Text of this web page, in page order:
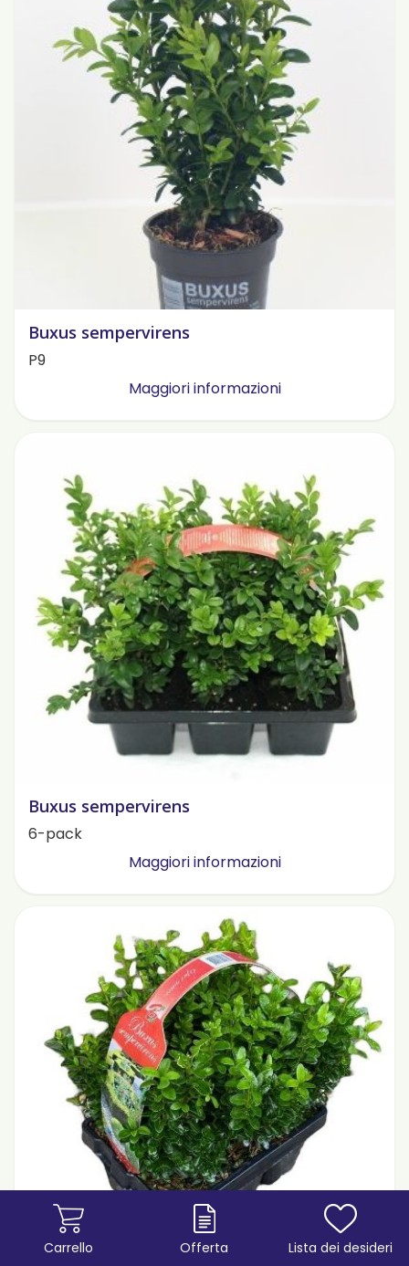
Buxus sempervirens
P9
Maggiori informazioni
Buxus sempervirens
6-pack
Maggiori informazioni
Carrello Offerta Lista dei desideri